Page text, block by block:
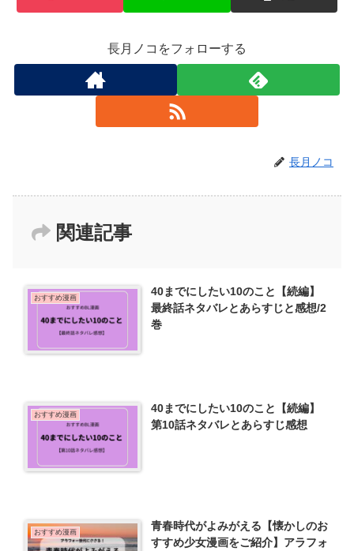
長月ノコをフォローする
長月ノコ
関連記事
おすすめ漫画
40までにしたい10のこと【続編】
最終話ネタバレとあらすじと感想/2
巻
おすすめ漫画
40までにしたい10のこと【続編】
第10話ネタバレとあらすじ感想
おすすめ漫画
青春時代がよみがえる【懐かしのお
すすめ少女漫画をご紹介】アラフォ